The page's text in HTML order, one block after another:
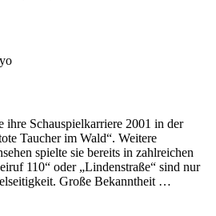
ihre Schauspielkarriere 2001 in der
Taucher im Wald“. Weitere
spielte sie bereits in zahlreichen
110“ oder „Lindenstraße“ sind nur
Große Bekanntheit …